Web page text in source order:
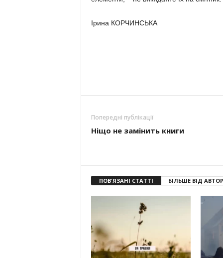
Ірина КОРЧИНСЬКА
Попередні публікації
Ніщо не замінить книги
ПОВ'ЯЗАНІ СТАТТІ БІЛЬШЕ ВІД